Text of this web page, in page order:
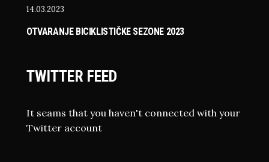
14.03.2023
OTVARANJE BICIKLISTIČKE SEZONE 2023
TWITTER FEED
It seams that you haven't connected with your
Twitter account